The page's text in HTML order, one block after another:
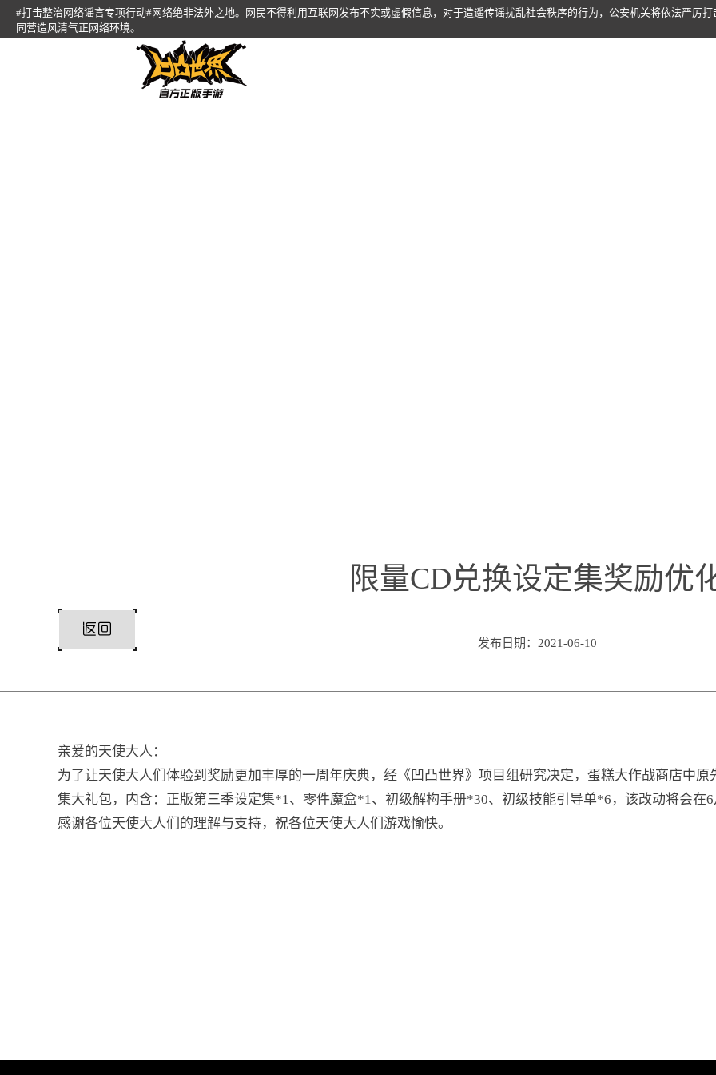
#打击整治网络谣言专项行动#网络绝非法外之地。网民不得利用互联网发布不实或虚假信息，对于造遥传谣扰乱社会秩序的行为，公安机关将依法严厉
同营造风清气正网络环境。
限量CD兑换设定集奖励优
发布日期：2021-06-10
亲爱的天使大人：
为了让天使大人们体验到奖励更加丰厚的一周年庆典，经《凹凸世界》项目组研究决定，蛋糕大作战商店中
集大礼包，内含：正版第三季设定集*1、零件魔盒*1、初级解构手册*30、初级技能引导单*6，该改动将会在
感谢各位天使大人们的理解与支持，祝各位天使大人们游戏愉快。